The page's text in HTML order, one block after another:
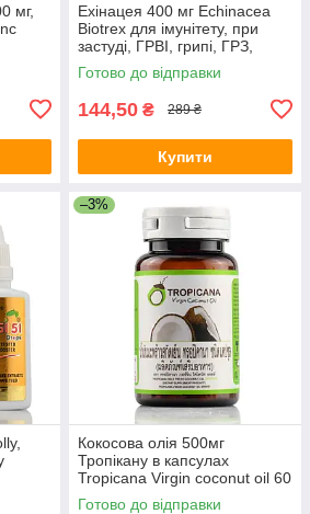
мг,
Ехінацея 400 мг Echinacea
Biotrex для імунітету, при
застуді, ГРВІ, грипі, ГРЗ,
імуностимулятор
Готово до відправки
144,50 ₴ 289 ₴
Купити
–3%
Кокосова олія 500мг
Тропікану в капсулах
Tropicana Virgin coconut oil 60
капсул
Готово до відправки